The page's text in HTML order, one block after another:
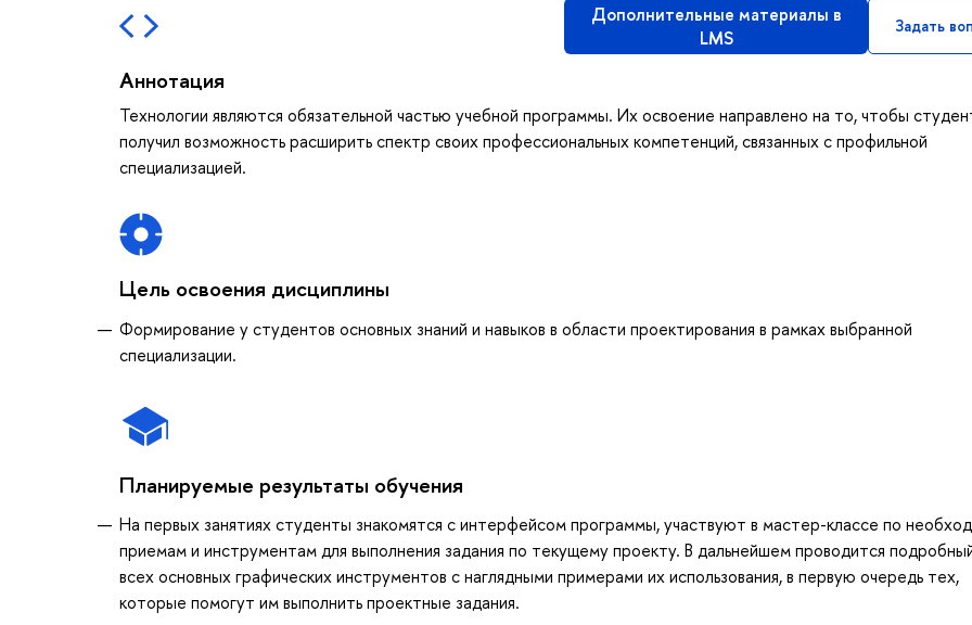
Дополнительные материалы в
LMS
Задать
Аннотация
Технологии являются обязательной частью учебной программы. Их освоение направлено на то, чтобы
получил возможность расширить спектр своих профессиональных компетенций, связанных с профильной
специализацией.
Цель освоения дисциплины
Формирование у студентов основных знаний и навыков в области проектирования в рамках выбранной
специализации.
Планируемые результаты обучения
На первых занятиях студенты знакомятся с интерфейсом программы, участвуют в мастер-классе по
приемам и инструментам для выполнения задания по текущему проекту. В дальнейшем проводится
всех основных графических инструментов с наглядными примерами их использования, в первую очередь тех,
которые помогут им выполнить проектные задания.